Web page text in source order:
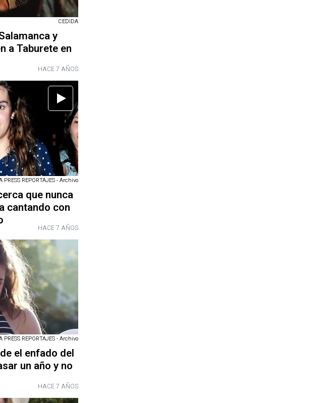
CEDIDA
y
a Taburete en
HACE 7 AÑOS
PRESS REPORTAJES - Archivo
que nunca
cantando con
HACE 7 AÑOS
PRESS REPORTAJES - Archivo
el enfado del
un año y no
HACE 7 AÑOS